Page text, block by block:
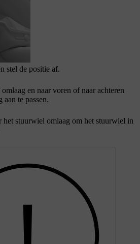
stel de positie af.
en naar voren of naar achteren
te passen.
het stuurwiel omlaag om het stuurwiel in